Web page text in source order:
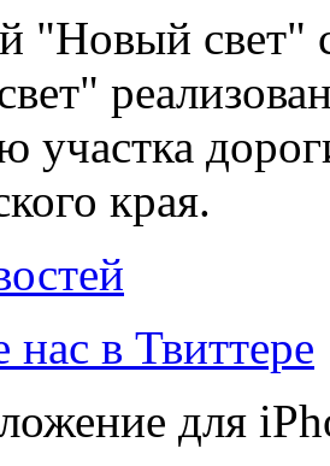
"Новый свет"
участка
края.
нас в Твиттере
для